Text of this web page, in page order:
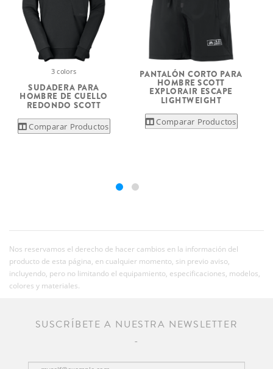
3 colors
SUDADERA PARA
HOMBRE DE CUELLO
REDONDO SCOTT
Comparar Productos
PANTALÓN CORTO PARA
HOMBRE SCOTT
EXPLORAIR ESCAPE
LIGHTWEIGHT
Comparar Productos
Nos reservamos el derecho de hacer cambios en la información del
producto de esta página, en cualquier momento, sin previo aviso,
incluyendo, pero no limitando el equipamiento, especificaciones, modelos,
colores y materiales.
SUSCRÍBETE A NUESTRA NEWSLETTER